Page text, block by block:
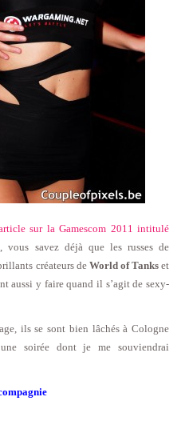
sur la Gamescom 2011 intitulé
, vous savez déjà que les russes de
créateurs de World of Tankset
aussi y faire quand il s’agit de sexy-
ils se sont bien lâchés à Cologne
soirée dont je me souviendrai